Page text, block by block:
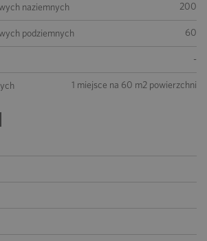
naziemnych 200
podziemnych 60
-
1 miejsce na 60 m2 powierzchni